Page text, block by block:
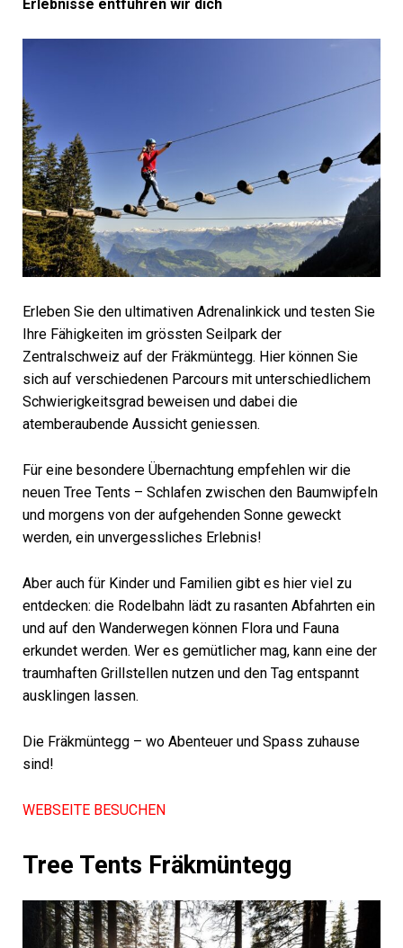
Erlebnisse entführen wir dich
Erleben Sie den ultimativen Adrenalinkick und testen Sie
Ihre Fähigkeiten im grössten Seilpark der
Zentralschweiz auf der Fräkmüntegg. Hier können Sie
sich auf verschiedenen Parcours mit unterschiedlichem
Schwierigkeitsgrad beweisen und dabei die
atemberaubende Aussicht geniessen.
Für eine besondere Übernachtung empfehlen wir die
neuen Tree Tents – Schlafen zwischen den Baumwipfeln
und morgens von der aufgehenden Sonne geweckt
werden, ein unvergessliches Erlebnis!
Aber auch für Kinder und Familien gibt es hier viel zu
entdecken: die Rodelbahn lädt zu rasanten Abfahrten ein
und auf den Wanderwegen können Flora und Fauna
erkundet werden. Wer es gemütlicher mag, kann eine der
traumhaften Grillstellen nutzen und den Tag entspannt
ausklingen lassen.
Die Fräkmüntegg – wo Abenteuer und Spass zuhause
sind!
WEBSEITE BESUCHEN
Tree Tents Fräkmüntegg